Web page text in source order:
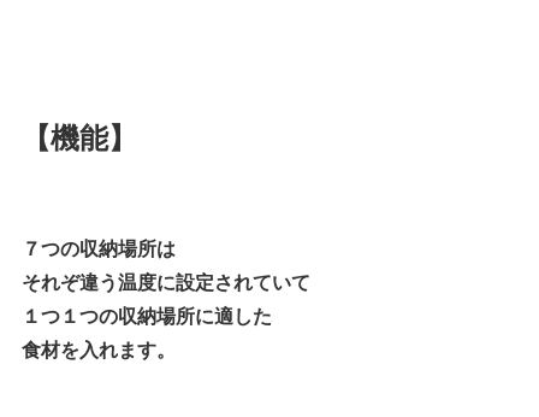
【機能】
７つの収納場所は
それぞ違う温度に設定されていて
１つ１つの収納場所に適した
食材を入れます。